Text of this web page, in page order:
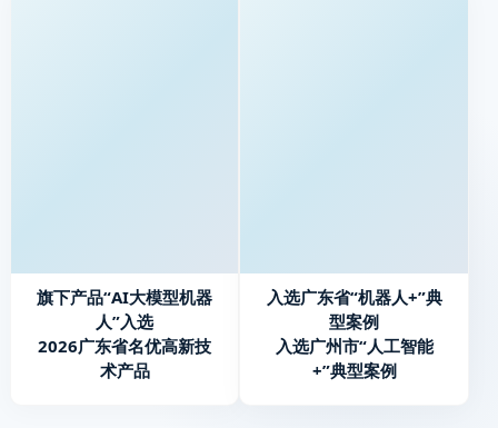
旗下产品“AI大模型机器
人”入选
2026广东省名优高新技
术产品
入选广东省“机器人+”典
型案例
入选广州市“人工智能
+”典型案例